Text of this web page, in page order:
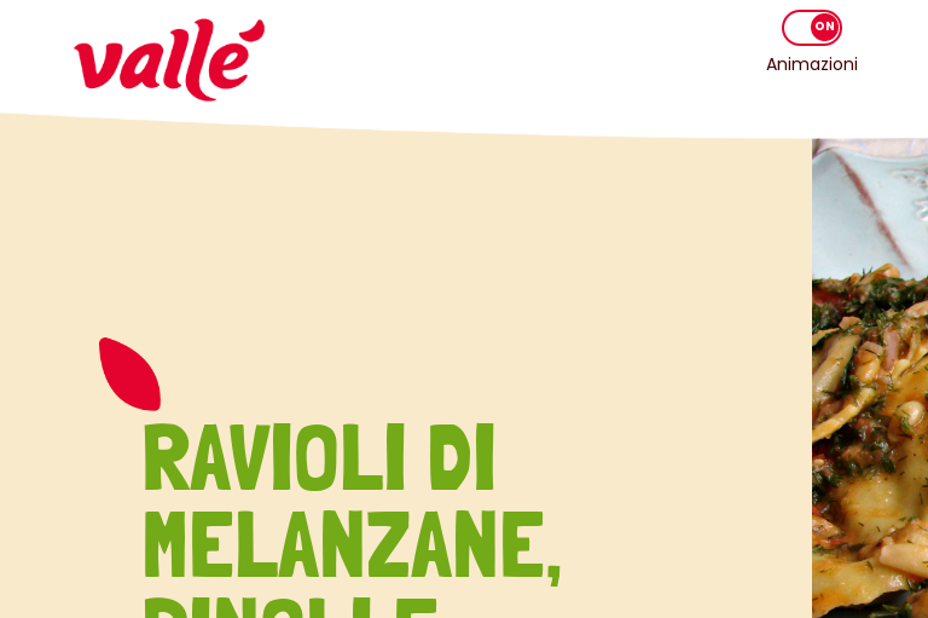
Animazioni
RAVIOLI DI
MELANZANE,